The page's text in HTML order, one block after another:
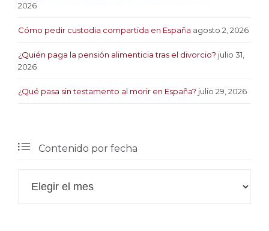
2026
Cómo pedir custodia compartida en España agosto 2, 2026
¿Quién paga la pensión alimenticia tras el divorcio? julio 31,
2026
¿Qué pasa sin testamento al morir en España? julio 29, 2026
 Contenido por fecha
Contenido